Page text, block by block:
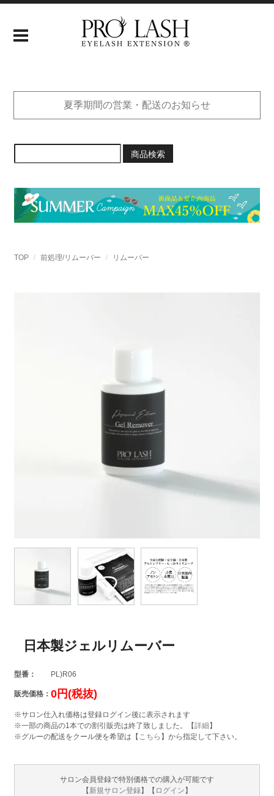
夏季期間の営業・配送のお知らせ
商品検索
TOP 前処理/リムーバー リムーバー
日本製ジェルリムーバー
型番： PL)R06
販売価格： 0円(税抜)
※サロン仕入れ価格は登録ログイン後に表示されます
※一部の商品の1本での割引販売は終了致しました。【詳細 】
※グルーの配送をクール便を希望は【 こちら 】から指定して下さい。
サロン会員登録で特別価格での購入が可能です
【 新規サロン登録】【 ログイン 】